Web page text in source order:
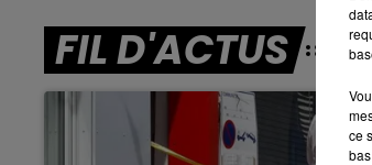
RDL WEEK-END
FIL D'ACTUS
ce